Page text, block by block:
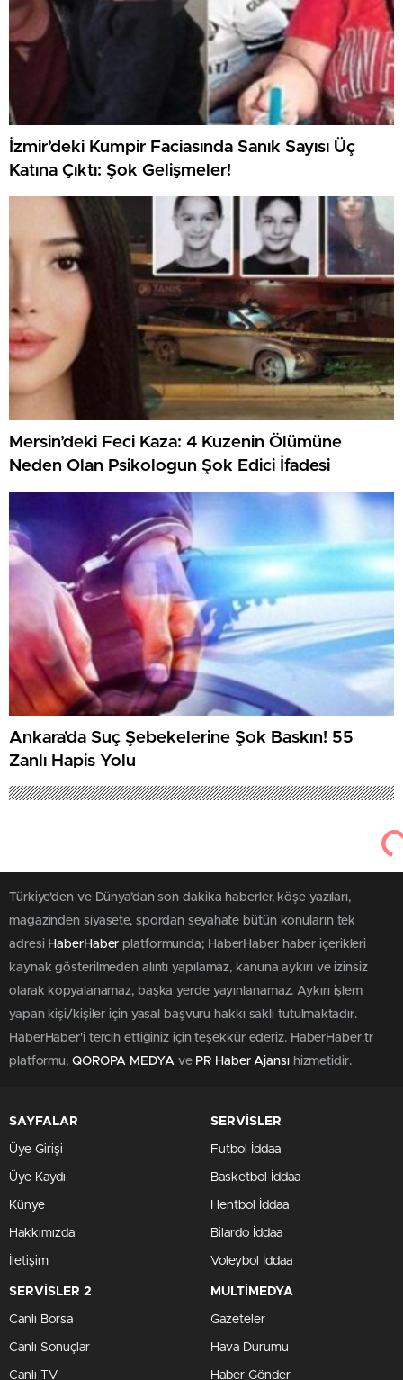
İzmir’deki Kumpir Faciasında Sanık Sayısı Üç
Katına Çıktı: Şok Gelişmeler!
Mersin’deki Feci Kaza: 4 Kuzenin Ölümüne
Neden Olan Psikologun Şok Edici İfadesi
Ankara’da Suç Şebekelerine Şok Baskın! 55
Zanlı Hapis Yolu
Uçtu
Büyükçekmece Adliyesi’nde yaşanan şok bir olay,
sisteminde
büyük bir açık ortaya çıkardı. Emniyet
kaynaklarından edinilen bilgilere göre, adli emanete teslim
edilen yaklaşık
25 kilogram altınve 50 kilogram gümüş,